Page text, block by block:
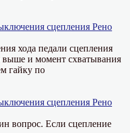
сцепления Рено
хода педали сцепления
выше и момент схватывания
гайку по
сцепления Рено
вопрос. Если сцепление